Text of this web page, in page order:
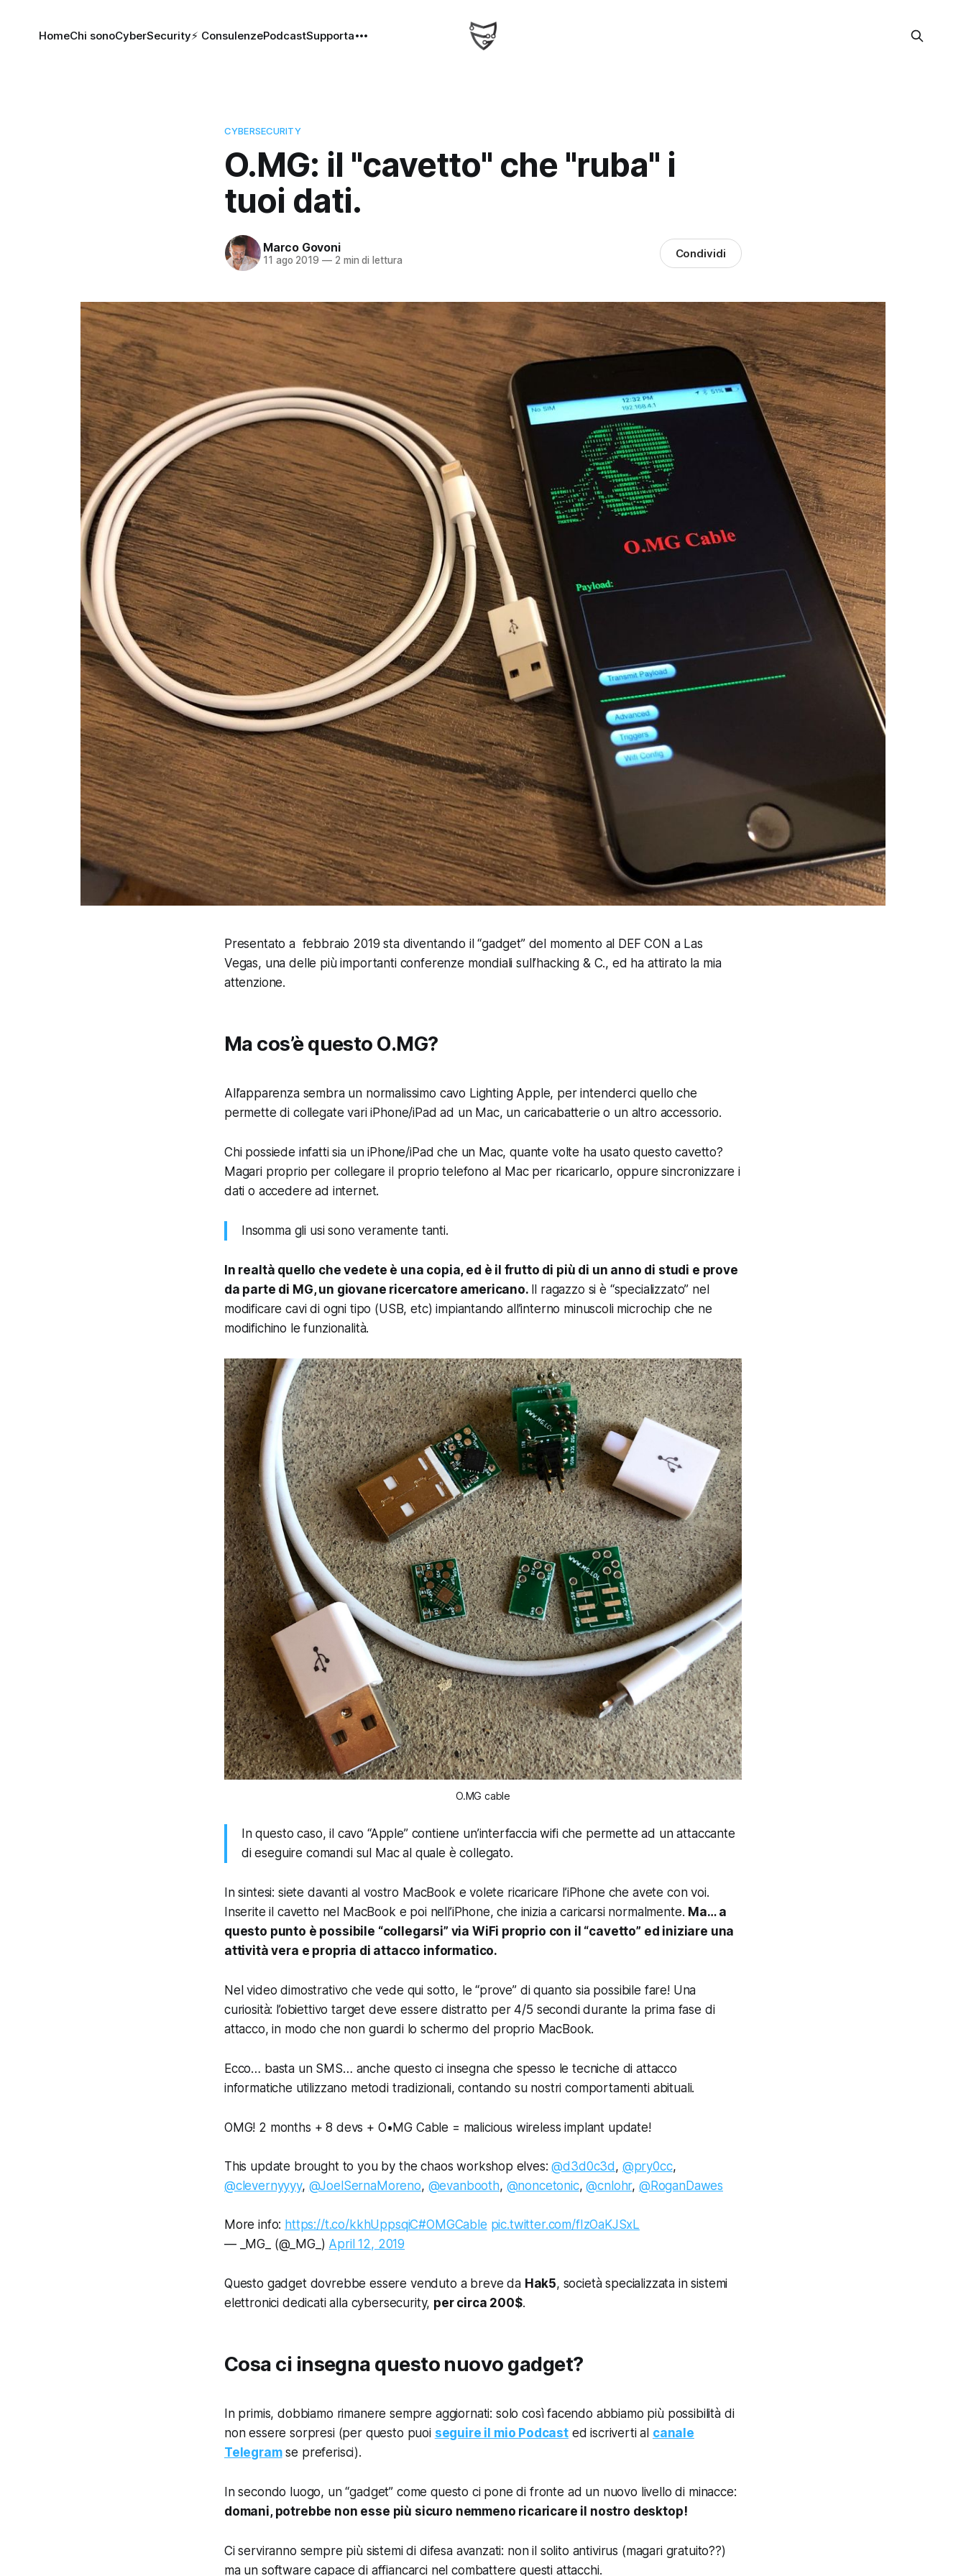
HomeChi sonoCyberSecurity⚡️ ConsulenzePodcastSupporta
CYBERSECURITY
O.MG: il "cavetto" che "ruba" i
tuoi dati.
Marco Govoni
11 ago 2019 —2 min di lettura Condividi
Presentato a febbraio 2019 sta diventando il “gadget” del momento al DEF CON a Las
Vegas, una delle più importanti conferenze mondiali sull’hacking & C., ed ha attirato la mia
attenzione.
Ma cos’è questo O.MG?
All’apparenza sembra un normalissimo cavo Lighting Apple, per intenderci quello che
permette di collegate vari iPhone/iPad ad un Mac, un caricabatterie o un altro accessorio.
Chi possiede infatti sia un iPhone/iPad che un Mac, quante volte ha usato questo cavetto?
Magari proprio per collegare il proprio telefono al Mac per ricaricarlo, oppure sincronizzare i
dati o accedere ad internet.
Insomma gli usi sono veramente tanti.
In realtà quello che vedete è una copia, ed è il frutto di più di un anno di studi e prove
da parte di MG, un giovane ricercatore americano.
Il ragazzo si è “specializzato” nel
modificare cavi di ogni tipo (USB, etc) impiantando all’interno minuscoli microchip che ne
modifichino le funzionalità.
O.MG cable
In questo caso, il cavo “Apple” contiene un’interfaccia wifi che permette ad un attaccante
di eseguire comandi sul Mac al quale è collegato.
In sintesi: siete davanti al vostro MacBook e volete ricaricare l’iPhone che avete con voi.
Inserite il cavetto nel MacBook e poi nell’iPhone,che inizia a caricarsi normalmente. Ma… a
questo punto è possibile “collegarsi” via WiFi proprio con il “cavetto” ed iniziare una
attività vera e propria di attacco informatico.
Nel video dimostrativo che vede qui sotto, le “prove” di quanto sia possibile fare! Una
curiosità: l’obiettivo target deve essere distratto per 4/5 secondi durante la prima fase di
attacco, in modo che non guardi lo schermo del proprio MacBook.
Ecco… basta un SMS… anche questo ci insegna che spesso le tecniche di attacco
informatiche utilizzano metodi tradizionali, contando su nostri comportamenti abituali.
OMG! 2 months + 8 devs + O•MG Cable = malicious wireless implant update!
This update brought to you by the chaos workshop elves:@d3d0c3d, @pry0cc,
@clevernyyyy, @JoelSernaMoreno, @evanbooth, @noncetonic,@cnlohr, @RoganDawes
More info: https://t.co/kkhUppsqiC#OMGCable pic.twitter.com/fIzOaKJSxL
— _MG_ (@_MG_) April 12, 2019
Questo gadget dovrebbe essere venduto a breve da Hak5, società specializzata in sistemi
elettronici dedicati alla cybersecurity, per circa 200$.
Cosa ci insegna questo nuovo gadget?
In primis, dobbiamo rimaneresempre aggiornati: solo così facendo abbiamo più possibilità di
non essere sorpresi (per questo puoi seguire il mio Podcasted iscriverti al canale
Telegramse preferisci).
In secondo luogo, un “gadget” come questo ci pone di fronte ad un nuovo livello di minacce:
domani, potrebbe non esse più sicuro nemmeno ricaricare il nostro desktop!
Ci serviranno sempre più sistemi di difesa avanzati: non il solito antivirus (magari gratuito??)
ma un software capace di affiancarci nel combattere questi attacchi.